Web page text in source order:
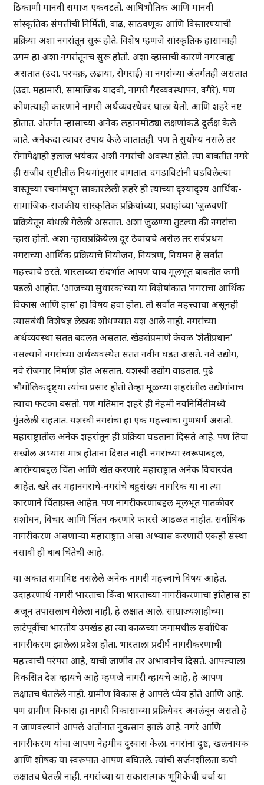
ठिकाणी मानवी समाज एकवटतो. आधिभौतिक आणि मानवी
सांस्कृतिक संपत्तीची निर्मिती, वाढ, साठवणूक आणि विस्तारण्याची
प्रक्रिया अशा नगरांतून सुरू होते. विशेष म्हणजे सांस्कृतिक हासाचाही
उगम हा अशा नगरांतूनच सुरू होतो. अशा व्हासाची कारणे नगरबाह्य
असतात (उदा. परचक्र, लढाया, रोगराई) वा नगरांच्या अंतर्गतही असतात
(उदा. महामारी, सामाजिक यादवी, नागरी गैरव्यवस्थापन, वगैरे). पण
कोणत्याही कारणाने नागरी अर्थव्यवस्थेवर घाला येतो. आणि शहरे नष्ट
होतात. अंतर्गत ऱ्हासाच्या अनेक लहानमोठ्या लक्षणांकडे दुर्लक्ष केले
जाते. अनेकदा त्यावर उपाय केले जातातही. पण ते सुयोग्य नसले तर
रोगापेक्षाही इलाज भयंकर अशी नगरांची अवस्था होते. त्या बाबतीत नगरे
ही सजीव सृष्टीतील नियमांनुसार वागतात. दगडाविटांनी घडविलेल्या
वास्तूंच्या रचनांमधून साकारलेली शहरे ही त्यांच्या दृश्यादृश्य आर्थिक-
सामाजिक-राजकीय सांस्कृतिक प्रक्रियांच्या, प्रवाहांच्या ‘जुळवणी’
प्रक्रियेतून बांधली गेलेली असतात. अशा जुळण्या तुटल्या की नगरांचा
ऱ्हास होतो. अशा ऱ्हासप्रक्रियेला दूर ठेवायचे असेल तर सर्वप्रथम
नगराच्या आर्थिक प्रक्रियाचे नियोजन, नियत्रण, नियमन हे सर्वांत
महत्त्वाचे ठरते. भारताच्या संदर्भात आपण याच मूलभूत बाबतीत कमी
पडलो आहोत. ‘आजच्या सुधारक’च्या या विशेषांकात ‘नगरांचा आर्थिक
विकास आणि हास’ हा विषय हवा होता. तो सर्वांत महत्त्वाचा असूनही
त्यासंबंधी विशेषज्ञ लेखक शोधण्यात यश आले नाही. नगरांच्या
अर्थव्यवस्था सतत बदलत असतात. खेड्यांप्रमाणे केवळ ‘शेतीप्रधान’
नसल्याने नगरांच्या अर्थव्यवस्थेत सतत नवीन घडत असते. नवे उद्योग,
नवे रोजगार निर्माण होत असतात. यशस्वी उद्योग वाढतात. पुढे
भौगोलिकदृष्ट्या त्यांचा प्रसार होतो तेव्हा मूळच्या शहरांतील उद्योगांनाच
त्याचा फटका बसतो. पण गतिमान शहरे ही नेहमी नवनिर्मितीमध्ये
गुंतलेली राहतात. यशस्वी नगरांचा हा एक महत्त्वाचा गुणधर्म असतो.
महाराष्ट्रातील अनेक शहरांतून ही प्रक्रिया घडताना दिसते आहे. पण तिचा
सखोल अभ्यास मात्र होताना दिसत नाही. नगरांच्या स्वरूपाबद्दल,
आरोग्याबद्दल चिंता आणि खंत करणारे महाराष्ट्रात अनेक विचारवंत
आहेत. खरे तर महानगरांचे-नगरांचे बहुसंख्य नागरिक या ना त्या
कारणाने चिंताग्रस्त आहेत. पण नागरीकरणाबद्दल मूलभूत पातळीवर
संशोधन, विचार आणि चिंतन करणारे फारसे आढळत नाहीत. सर्वाधिक
नागरीकरण असणाऱ्या महाराष्ट्रात असा अभ्यास करणारी एकही संस्था
नसावी ही बाब चिंतेची आहे.
या अंकात समाविष्ट नसलेले अनेक नागरी महत्त्वाचे विषय आहेत.
उदाहरणार्थ नागरी भारताचा किंवा भारताच्या नागरीकरणाचा इतिहास हा
अजून तपासलाच गेलेला नाही, हे लक्षात आले. साम्राज्यशाहीच्या
लाटेपूर्वीचा भारतीय उपखंड हा त्या काळच्या जगामधील सर्वाधिक
नागरीकरण झालेला प्रदेश होता. भारताला प्रदीर्घ नागरीकरणाची
महत्त्वाची परंपरा आहे, याची जाणीव तर अभावानेच दिसते. आपल्याला
विकसित देश व्हायचे आहे म्हणजे नागरी व्हायचे आहे, हे आपण
लक्षातच घेतलेले नाही. ग्रामीण विकास हे आपले ध्येय होते आणि आहे.
पण ग्रामीण विकास हा नागरी विकासाच्या प्रक्रियेवर अवलंबून असतो हे
न जाणवल्याने आपले अतोनात नुकसान झाले आहे. नगरे आणि
नागरीकरण यांचा आपण नेहमीच दुस्वास केला. नगरांना दुष्ट, खलनायक
आणि शोषक या स्वरूपात आपण बघितले. त्यांची सर्जनशीलता कधी
लक्षातच घेतली नाही. नगरांच्या या सकारात्मक भूमिकेची चर्चा या